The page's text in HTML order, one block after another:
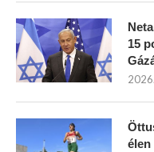
15
élen